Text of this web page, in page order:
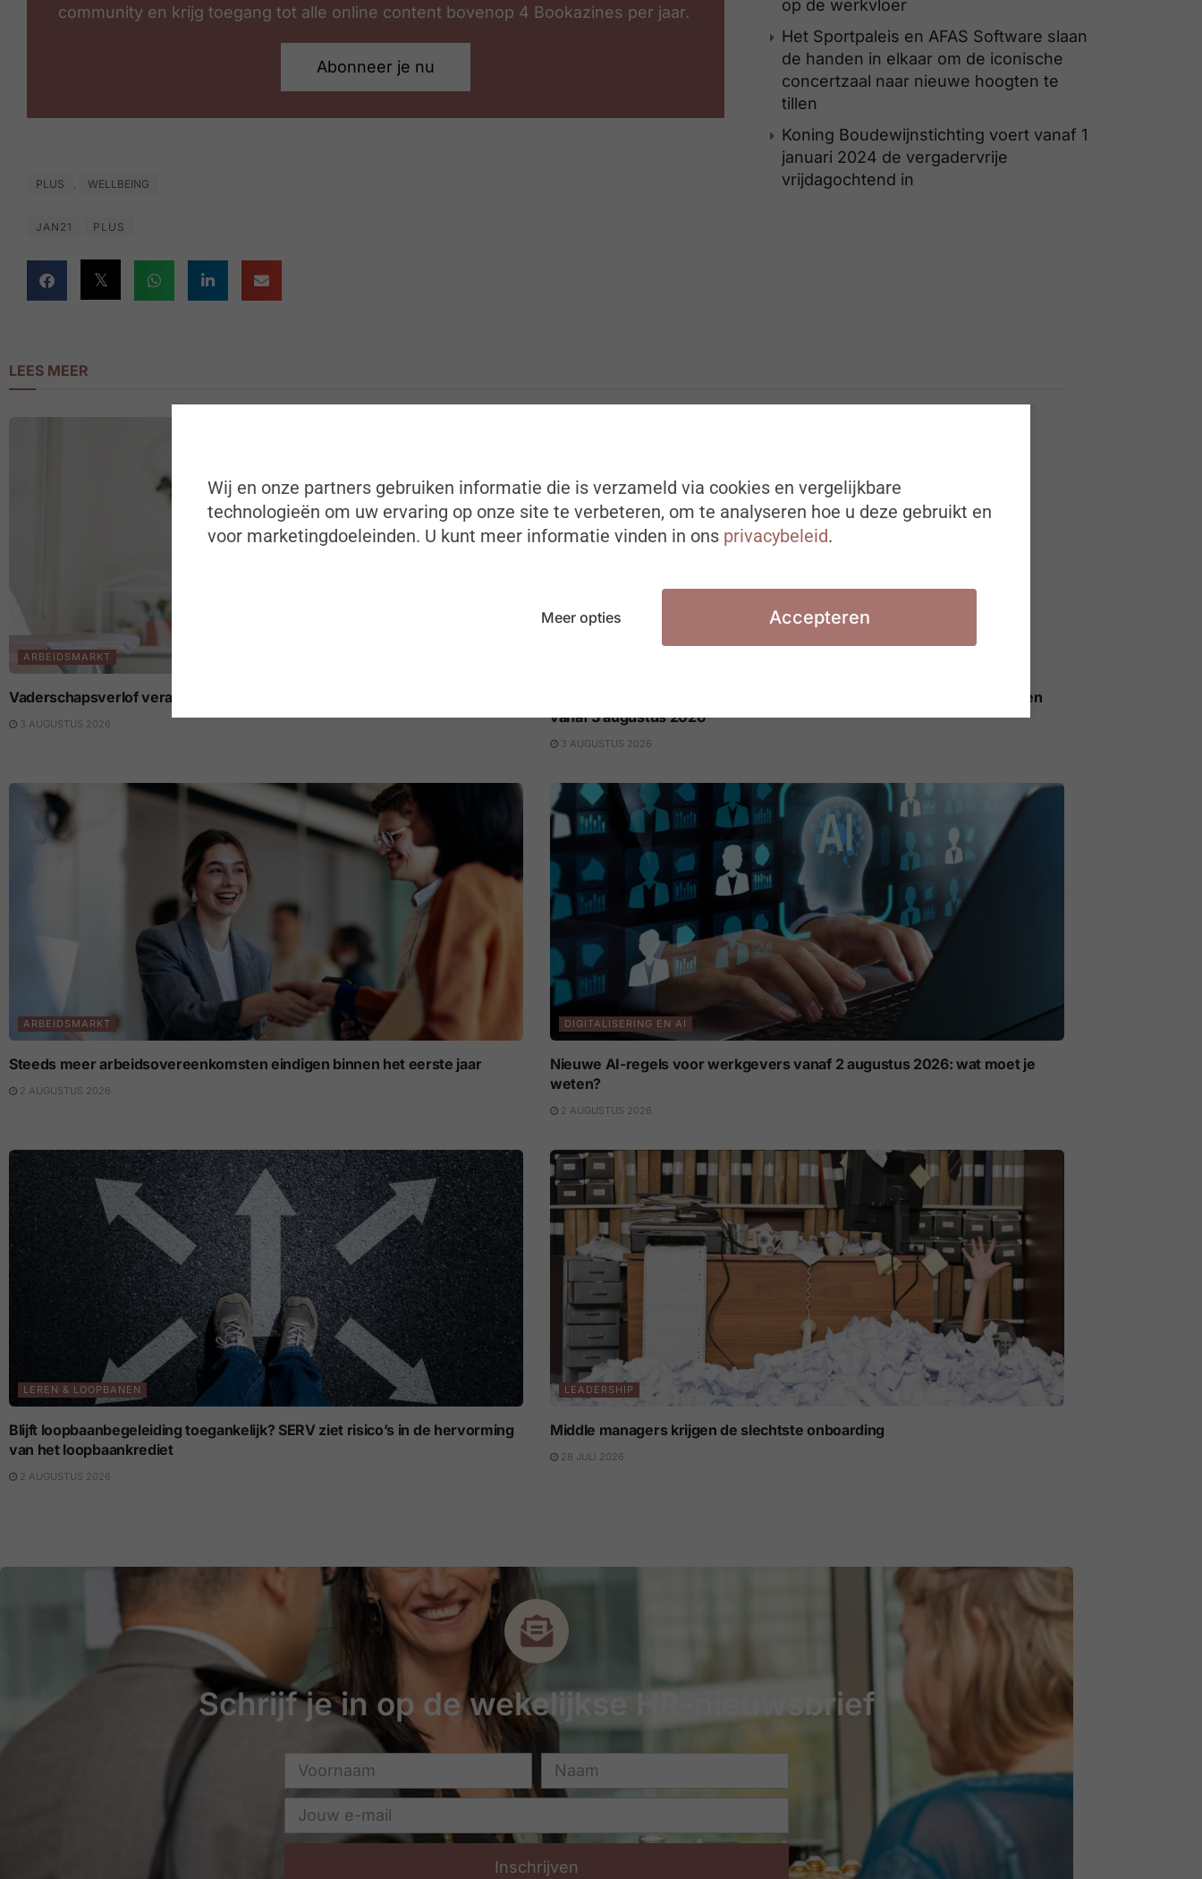
community en krijg toegang tot alle online content bovenop 4 Bookazines per jaar.
Abonneer je nu
PLUS , WELLBEING
JAN21 PLUS
op de werkvloer
Het Sportpaleis en AFAS Software slaan
de handen in elkaar om de iconische
concertzaal naar nieuwe hoogten te
tillen
Koning Boudewijnstichting voert vanaf 1
januari 2024 de vergadervrije
vrijdagochtend in
LEES MEER
ARBEIDSMARKT
Vaderschapsverlof verandert de loopbaan van beide partners
3 AUGUSTUS 2026
Europese AI Act: nieuwe transparantieregels voor AI op het werk gelden
vanaf 3 augustus 2026
3 AUGUSTUS 2026
ARBEIDSMARKT
Steeds meer arbeidsovereenkomsten eindigen binnen het eerste jaar
2 AUGUSTUS 2026
DIGITALISERING EN AI
Nieuwe AI-regels voor werkgevers vanaf 2 augustus 2026: wat moet je
weten?
2 AUGUSTUS 2026
LEREN & LOOPBANEN
Blijft loopbaanbegeleiding toegankelijk? SERV ziet risico’s in de hervorming
van het loopbaankrediet
2 AUGUSTUS 2026
LEADERSHIP
Middle managers krijgen de slechtste onboarding
28 JULI 2026
Schrijf je in op de wekelijkse HR-nieuwsbrief
Inschrijven
Wij en onze partners gebruiken informatie die is verzameld via cookies en vergelijkbare
technologieën om uw ervaring op onze site te verbeteren, om te analyseren hoe u deze gebruikt en
voor marketingdoeleinden. U kunt meer informatie vinden in ons privacybeleid.
Meer opties Accepteren